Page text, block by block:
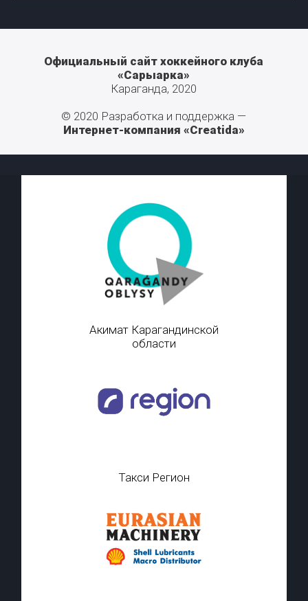
Официальный сайт хоккейного клуба
«Сарыарка»
Караганда, 2020
© 2020 Разработка и поддержка —
Интернет-компания «Creatida»
Акимат Карагандинской
области
Такси Регион